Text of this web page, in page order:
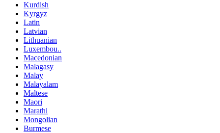
Kurdish
Kyrgyz
Latin
Latvian
Lithuanian
Luxembou..
Macedonian
Malagasy
Malay
Malayalam
Maltese
Maori
Marathi
Mongolian
Burmese